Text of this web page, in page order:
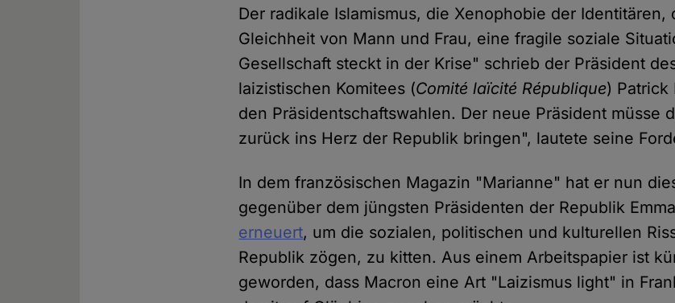
Der radikale Islamismus, die Xenophobie der Identitären,
Gleichheit von Mann und Frau, eine fragile soziale
Gesellschaft steckt in der Krise" schrieb der Präsident
laizistischen Komitees (Comité laïcité République) Patrick
den Präsidentschaftswahlen. Der neue Präsident müsse
zurück ins Herz der Republik bringen", lautete seine
In dem französischen Magazin "Marianne" hat er nun
gegenüber dem jüngsten Präsidenten der Republik
erneuert, um die sozialen, politischen und kulturellen
Republik zögen, zu kitten. Aus einem Arbeitspapier ist
geworden, dass Macron eine Art "Laizismus light" in